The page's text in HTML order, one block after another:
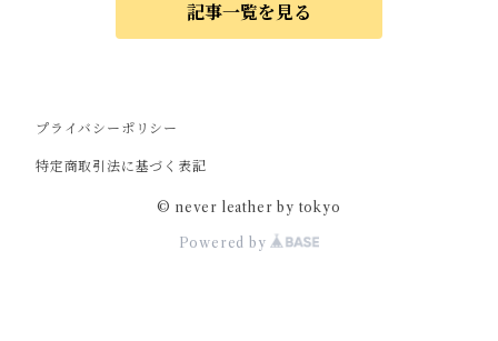
記事一覧を見る
プライバシーポリシー
特定商取引法に基づく表記
© never leather by tokyo
Powered by